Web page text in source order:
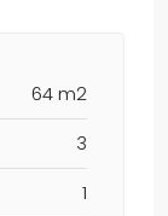
64 m2
3
1